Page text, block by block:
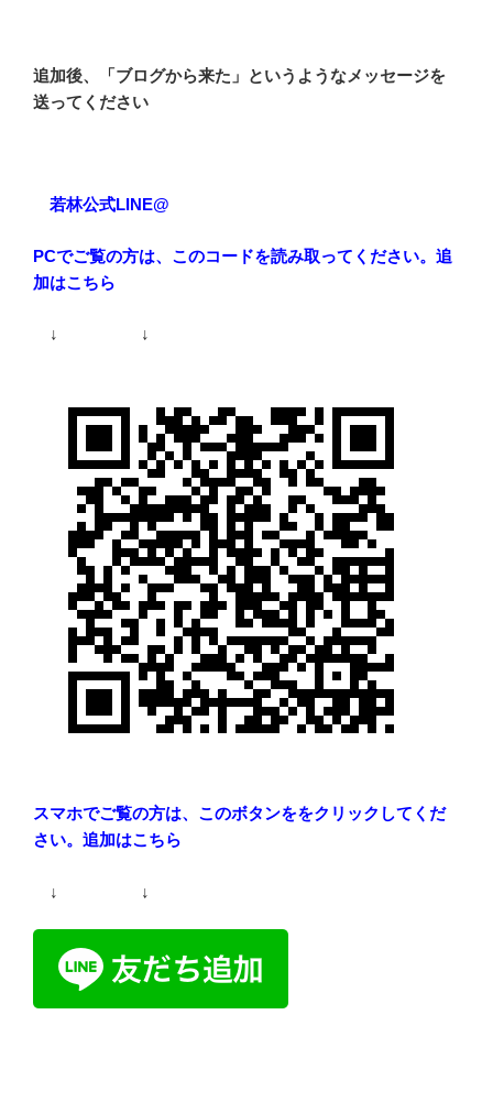
追加後、「ブログから来た」というようなメッセージを
送ってください
若林公式LINE@
PCでご覧の方は、このコードを読み取ってください。追
加はこちら
↓ ↓
スマホでご覧の方は、このボタンををクリックしてくだ
さい。追加はこちら
↓ ↓